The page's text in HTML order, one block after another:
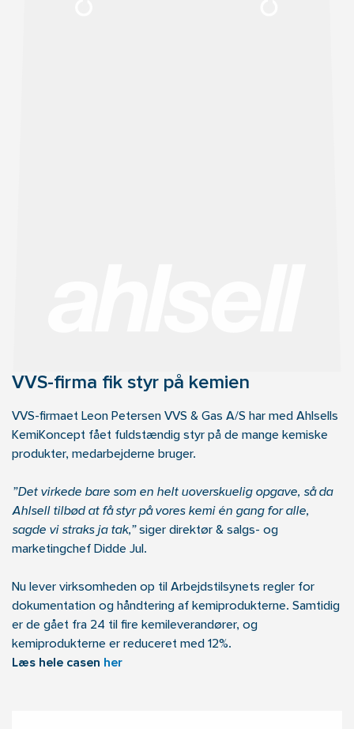
VVS-firma fik styr på kemien
VVS-firmaet Leon Petersen VVS & Gas A/S har med Ahlsells
KemiKoncept fået fuldstændig styr på de mange kemiske
produkter, medarbejderne bruger.
”Det virkede bare som en helt uoverskuelig opgave, så da
Ahlsell tilbød at få styr på vores kemi én gang for alle,
sagde vi straks ja tak,”siger direktør & salgs- og
marketingchef Didde Jul.
Nu lever virksomheden op til Arbejdstilsynets regler for
dokumentation og håndtering af kemiprodukterne. Samtidig
er de gået fra 24 til fire kemileverandører, og
kemiprodukterne er reduceret med 12%.
Læs hele casen her